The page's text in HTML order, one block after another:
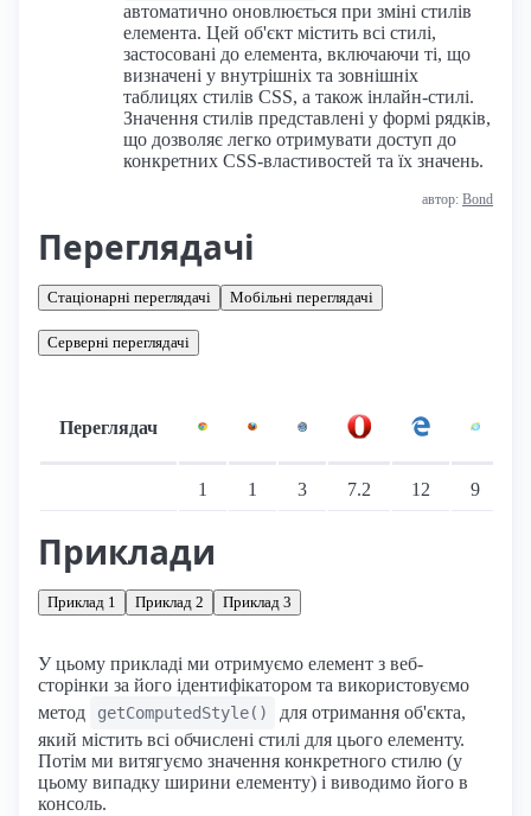
автоматично оновлюється при зміні стилів
елемента. Цей об'єкт містить всі стилі,
застосовані до елемента, включаючи ті, що
визначені у внутрішніх та зовнішніх
таблицях стилів CSS, а також інлайн-стилі.
Значення стилів представлені у формі рядків,
що дозволяє легко отримувати доступ до
конкретних CSS-властивостей та їх значень.
автор: Bond
Переглядачі
Стаціонарні переглядачі Мобільні переглядачі
Серверні переглядачі
Переглядач
1 1 3 7.2 12 9
Приклади
Приклад 1 Приклад 2 Приклад 3
У цьому прикладі ми отримуємо елемент з веб-
сторінки за його ідентифікатором та використовуємо
метод
getComputedStyle()
для отримання об'єкта,
який містить всі обчислені стилі для цього елементу.
Потім ми витягуємо значення конкретного стилю (у
цьому випадку ширини елементу) і виводимо його в
консоль.